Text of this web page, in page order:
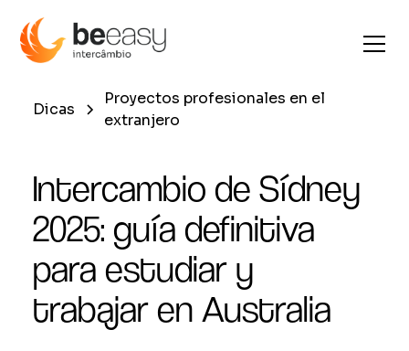
Dicas
Proyectos profesionales en el
extranjero
Intercambio de Sídney
2025: guía definitiva
para estudiar y
trabajar en Australia